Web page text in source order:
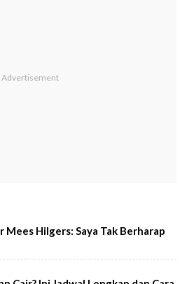
Hilgers: Saya Tak Berharap